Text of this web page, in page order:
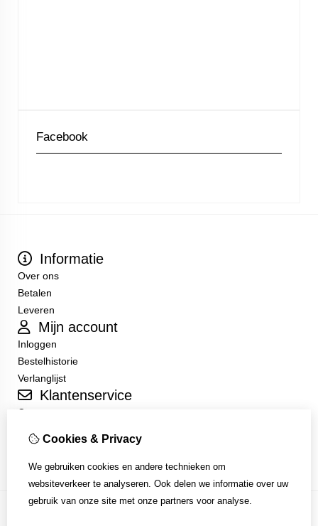
Facebook
Informatie
Over ons
Betalen
Leveren
Mijn account
Inloggen
Bestelhistorie
Verlanglijst
Klantenservice
Contact
Algemene Voorwaarden
Cookies & Privacy
We gebruiken cookies en andere technieken om
websiteverkeer te analyseren. Ook delen we informatie over uw
gebruik van onze site met onze partners voor analyse.